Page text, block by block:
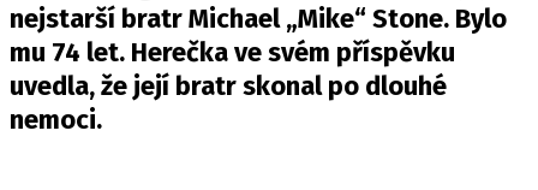
INZERCE
OSOBNÍ ÚDAJE / COOKIES
VOLNÁ MÍSTA
nejstarší bratr Michael „Mike“ Stone. Bylo
mu 74 let. Herečka ve svém příspěvku
uvedla, že její bratr skonal po dlouhé
nemoci.